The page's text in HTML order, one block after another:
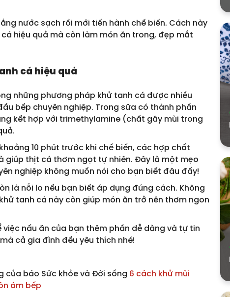
nước sạch rồi mới tiến hành chế biến. Cách này
hiệu quả mà còn làm món ăn trong, đẹp mắt
cá hiệu quả
những phương pháp khử tanh cá được nhiều
bếp chuyên nghiệp. Trong sữa có thành phần
kết hợp với trimethylamine (chất gây mùi trong
10 phút trước khi chế biến, các hợp chất
giúp thịt cá thơm ngọt tự nhiên. Đây là một mẹo
nghiệp không muốn nói cho bạn biết đâu đấy!
là nỗi lo nếu bạn biết áp dụng đúng cách. Không
tanh cá này còn giúp món ăn trở nên thơm ngon
việc nấu ăn của bạn thêm phần dễ dàng và tự tin
cả gia đình đều yêu thích nhé!
của báo Sức khỏe và Đời sống 6 cách khử mùi
ám bếp